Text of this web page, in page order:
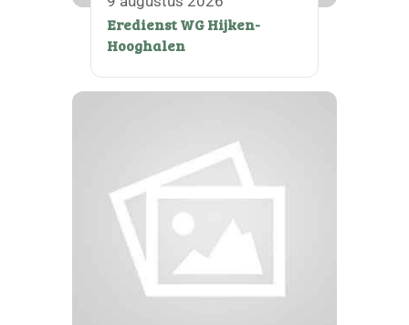
Eredienst WG Hijken-
Hooghalen